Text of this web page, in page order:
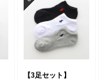
92022800
【3足セット】